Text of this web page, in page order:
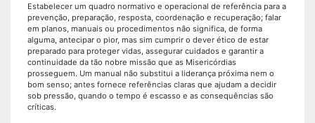
Estabelecer um quadro normativo e operacional de referência para a
prevenção, preparação, resposta, coordenação e recuperação; falar
em planos, manuais ou procedimentos não significa, de forma
alguma, antecipar o pior, mas sim cumprir o dever ético de estar
preparado para proteger vidas, assegurar cuidados e garantir a
continuidade da tão nobre missão que as Misericórdias
prosseguem. Um manual não substitui a liderança próxima nem o
bom senso; antes fornece referências claras que ajudam a decidir
sob pressão, quando o tempo é escasso e as consequências são
críticas.